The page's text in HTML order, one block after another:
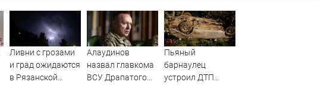
Ливни с грозами
и град ожидаются
в Рязанской
Алаудинов
назвал главкома
ВСУ Драпатого
Пьяный
барнаулец
устроил ДТП